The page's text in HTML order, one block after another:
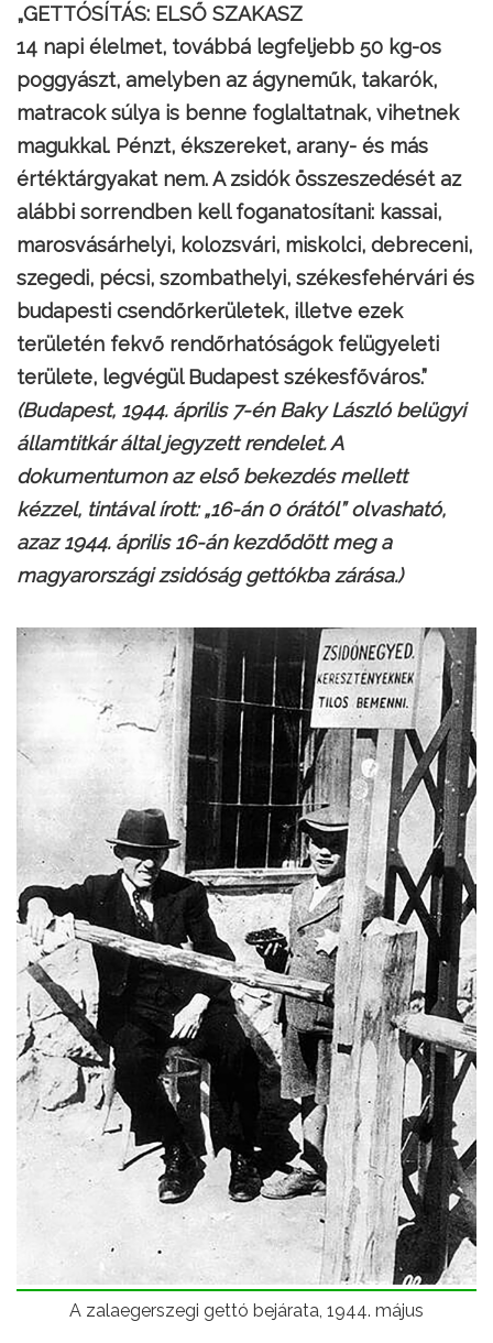
„GETTÓSÍTÁS: ELSŐ SZAKASZ
14 napi élelmet, továbbá legfeljebb 50 kg-os
poggyászt, amelyben az ágyneműk, takarók,
matracok súlya is benne foglaltatnak, vihetnek
magukkal. Pénzt, ékszereket, arany- és más
értéktárgyakat nem. A zsidók összeszedését az
alábbi sorrendben kell foganatosítani: kassai,
marosvásárhelyi, kolozsvári, miskolci, debreceni,
szegedi, pécsi, szombathelyi, székesfehérvári és
budapesti csendőrkerületek, illetve ezek
területén fekvő rendőrhatóságok felügyeleti
területe, legvégül Budapest székesfőváros.”
(Budapest, 1944. április 7-én Baky László belügyi
államtitkár által jegyzett rendelet. A
dokumentumon az első bekezdés mellett
kézzel, tintával írott: „16-án 0 órától” olvasható,
azaz 1944. április 16-án kezdődött meg a
magyarországi zsidóság gettókba zárása.)
A zalaegerszegi gettó bejárata, 1944. május